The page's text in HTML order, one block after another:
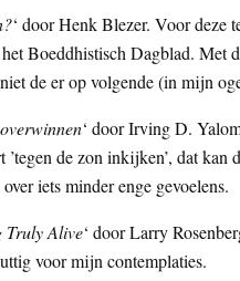
‘ door Henk Blezer. Voor deze
Boeddhistisch Dagblad. Met
de er op volgende (in mijn
‘ door Irving D.
’tegen de zon inkijken’, dat kan
iets minder enge gevoelens.
Truly Alive‘ door Larry
voor mijn contemplaties.